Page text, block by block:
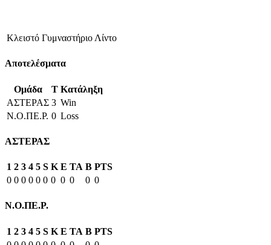
Κλειστό Γυμναστήριο Λίντο
Αποτελέσματα
Ομάδα T Κατάληξη
ΑΣΤΕΡΑΣ 3 Win
Ν.Ο.ΠΕ.Ρ. 0 Loss
ΑΣΤΕΡΑΣ
1 2 3 4 5 S K E TA B PTS
0 0 0 0 0 0 0 0 0 0 0
Ν.Ο.ΠΕ.Ρ.
1 2 3 4 5 S K E TA B PTS